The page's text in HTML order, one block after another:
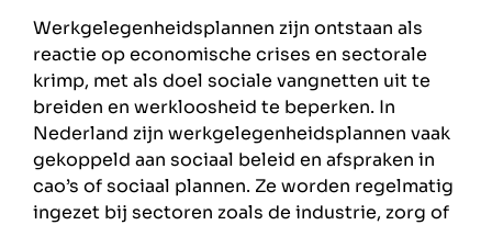
Werkgelegenheidsplannen zijn ontstaan als
reactie op economische crises en sectorale
krimp, met als doel sociale vangnetten uit te
breiden en werkloosheid te beperken. In
Nederland zijn werkgelegenheidsplannen vaak
gekoppeld aan sociaal beleid en afspraken in
cao’s of sociaal plannen. Ze worden regelmatig
ingezet bij sectoren zoals de industrie, zorg of